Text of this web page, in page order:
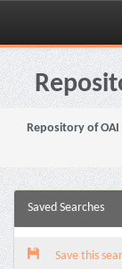
Skip
navigation
Repository of OAI
Saved Searches
Save this